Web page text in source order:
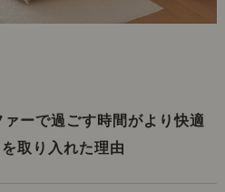
ァーで過ごす時間がより快適
取り入れた理由